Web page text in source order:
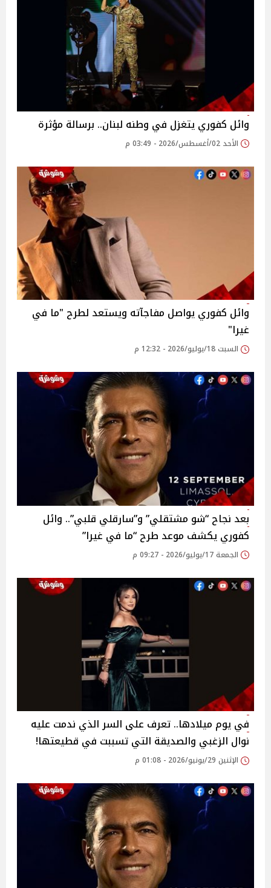
وائل كفوري يتغزل في وطنه لبنان.. برسالة مؤثرة
الأحد 02/أغسطس/2026 - 03:49 م
وائل كفوري يواصل مفاجآته ويستعد لطرح "ما في
غيرا"
السبت 18/يوليو/2026 - 12:32 م
بعد نجاح “شو مشتقلي” و”سارقلي قلبي”.. وائل
كفوري يكشف موعد طرح “ما في غيرا”
الجمعة 17/يوليو/2026 - 09:27 م
في يوم ميلادها.. تعرف على السر الذي ندمت عليه
نوال الزغبي والصديقة التي تسببت في قطيعتها!
الإثنين 29/يونيو/2026 - 01:08 م